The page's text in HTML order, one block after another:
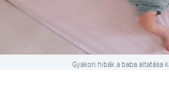
Gyakori hibák a baba altatása